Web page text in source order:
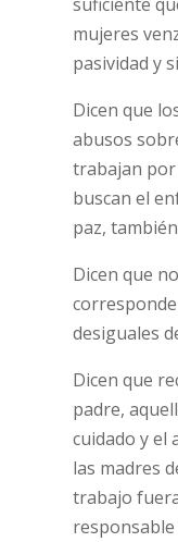
mujeres
pasividad y
Dicen que
abusos
trabajan por
buscan el
paz,
Dicen que
desiguales
Dicen que
padre,
cuidado y el
las madres
trabajo